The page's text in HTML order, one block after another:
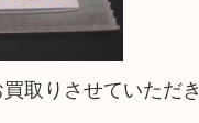
取りさせていただき